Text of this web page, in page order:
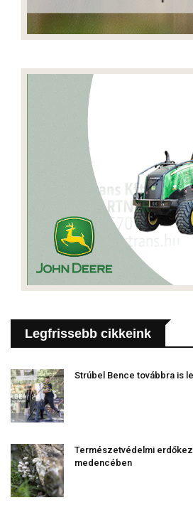
Legfrissebb cikkeink
Strúbel Bence továbbra is
Természetvédelmi
medencében